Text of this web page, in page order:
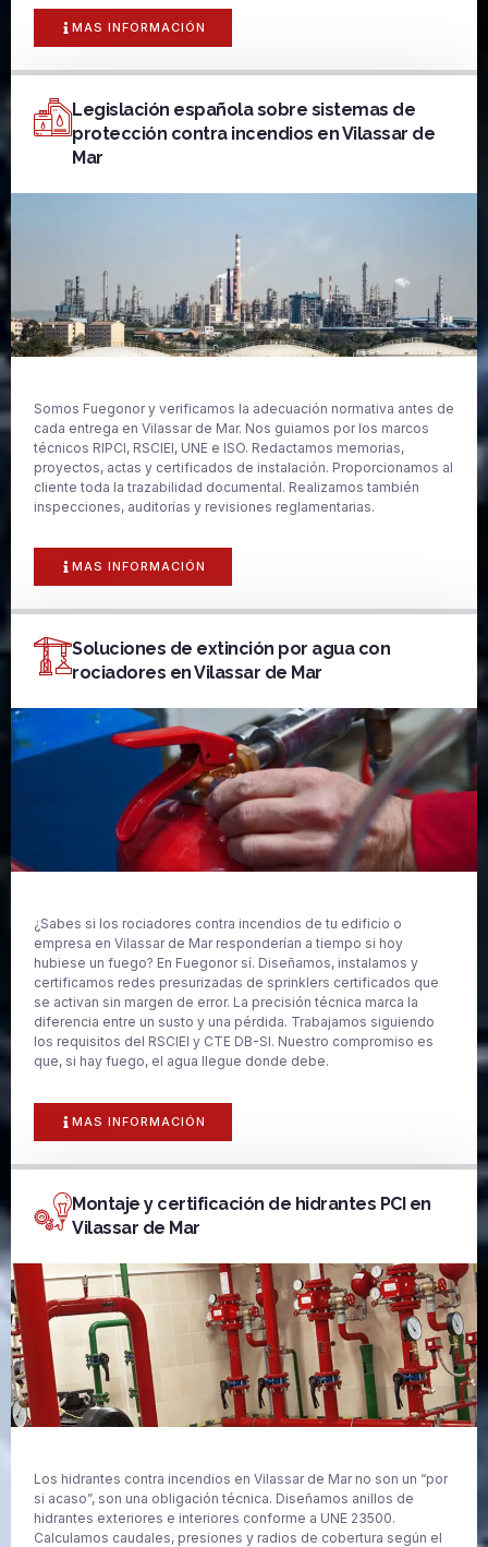
MAS INFORMACIÓN
Legislación española sobre sistemas de
protección contra incendios en Vilassar de
Mar
Somos Fuegonor y verificamos la adecuación normativa antes de
cada entrega en Vilassar de Mar. Nos guiamos por los marcos
técnicos RIPCI, RSCIEI, UNE e ISO. Redactamos memorias,
proyectos, actas y certificados de instalación. Proporcionamos al
cliente toda la trazabilidad documental. Realizamos también
inspecciones, auditorías y revisiones reglamentarias.
MAS INFORMACIÓN
Soluciones de extinción por agua con
rociadores en Vilassar de Mar
¿Sabes si los rociadores contra incendios de tu edificio o
empresa en Vilassar de Mar responderían a tiempo si hoy
hubiese un fuego? En Fuegonor sí. Diseñamos, instalamos y
certificamos redes presurizadas de sprinklers certificados que
se activan sin margen de error. La precisión técnica marca la
diferencia entre un susto y una pérdida. Trabajamos siguiendo
los requisitos del RSCIEI y CTE DB-SI. Nuestro compromiso es
que, si hay fuego, el agua llegue donde debe.
MAS INFORMACIÓN
Montaje y certificación de hidrantes PCI en
Vilassar de Mar
Los hidrantes contra incendios en Vilassar de Mar no son un “por
si acaso”, son una obligación técnica. Diseñamos anillos de
hidrantes exteriores e interiores conforme a UNE 23500.
Calculamos caudales, presiones y radios de cobertura según el